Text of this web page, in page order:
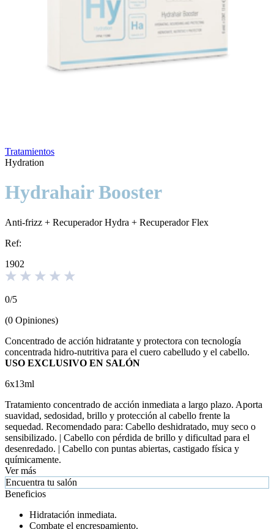
Tratamientos
Hydration
Hydrahair Booster
Anti-frizz + Recuperador Hydra + Recuperador Flex
Ref:
1902
0/5
(0 Opiniones)
Concentrado de acción hidratante y protectora con tecnología
concentrada hidro-nutritiva para el cuero cabelludo y el cabello.
USO EXCLUSIVO EN SALÓN
6x13ml
Tratamiento concentrado de acción inmediata a largo plazo. Aporta
suavidad, sedosidad, brillo y protección al cabello frente la
sequedad. Recomendado para: Cabello deshidratado, muy seco o
sensibilizado. | Cabello con pérdida de brillo y dificultad para el
desenredado. | Cabello con puntas abiertas, castigado física y
químicamente.
Ver más
Encuentra tu salón
Beneficios
Hidratación inmediata.
Combate el encrespamiento.